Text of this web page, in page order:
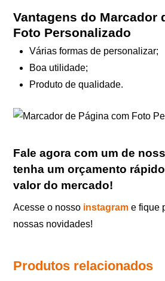
Vantagens do Marcador
Foto Personalizado
Várias formas de personalizar;
Boa utilidade;
Produto de qualidade.
Fale agora com um de
tenha um orçamento
valor do mercado!
Acesse o nosso instagram e fique
nossas novidades!
Produtos relacionados